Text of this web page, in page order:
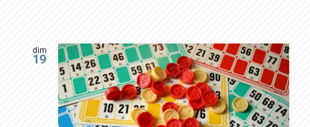
dim
19